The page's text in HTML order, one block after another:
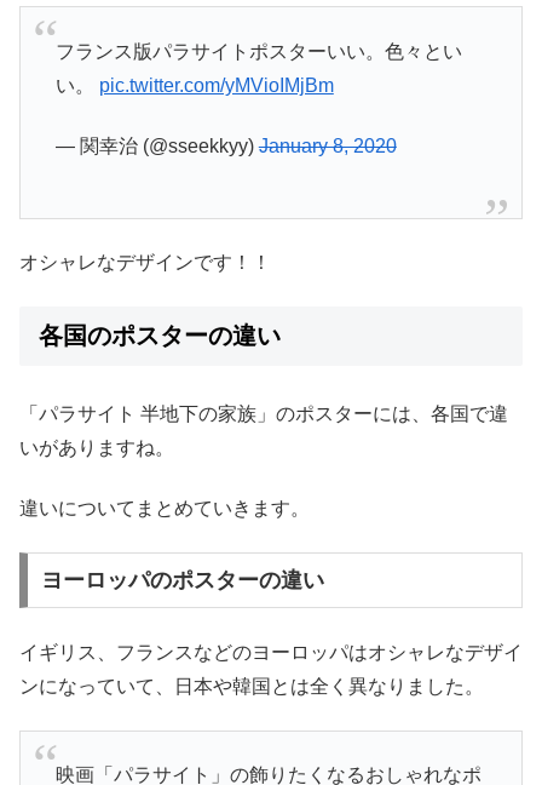
フランス版パラサイトポスターいい。色々とい
い。 pic.twitter.com/yMVioIMjBm
— 関幸治 (@sseekkyy)January 8, 2020
オシャレなデザインです！！
各国のポスターの違い
「パラサイト 半地下の家族」のポスターには、各国で違
いがありますね。
違いについてまとめていきます。
ヨーロッパのポスターの違い
イギリス、フランスなどのヨーロッパはオシャレなデザイ
ンになっていて、日本や韓国とは全く異なりました。
映画「パラサイト」の飾りたくなるおしゃれなポ